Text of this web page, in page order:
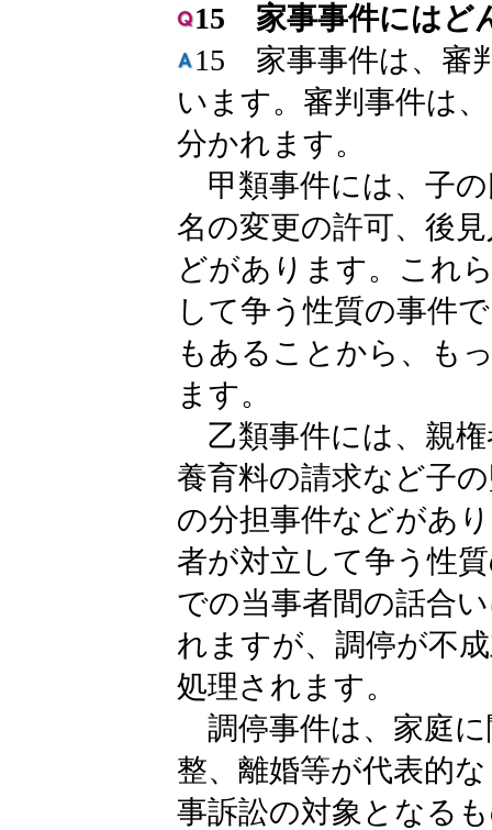
15 家事事件にはど
15 家事事件は、審
います。審判事件は
分かれます。
甲類事件には、子の
名の変更の許可、後
どがあります。これ
して争う性質の事件
もあることから、も
ます。
乙類事件には、親権
養育料の請求など子
の分担事件などがあ
者が対立して争う性
での当事者間の話合
れますが、調停が不
処理されます。
調停事件は、家庭に
整、離婚等が代表的
事訴訟の対象となる